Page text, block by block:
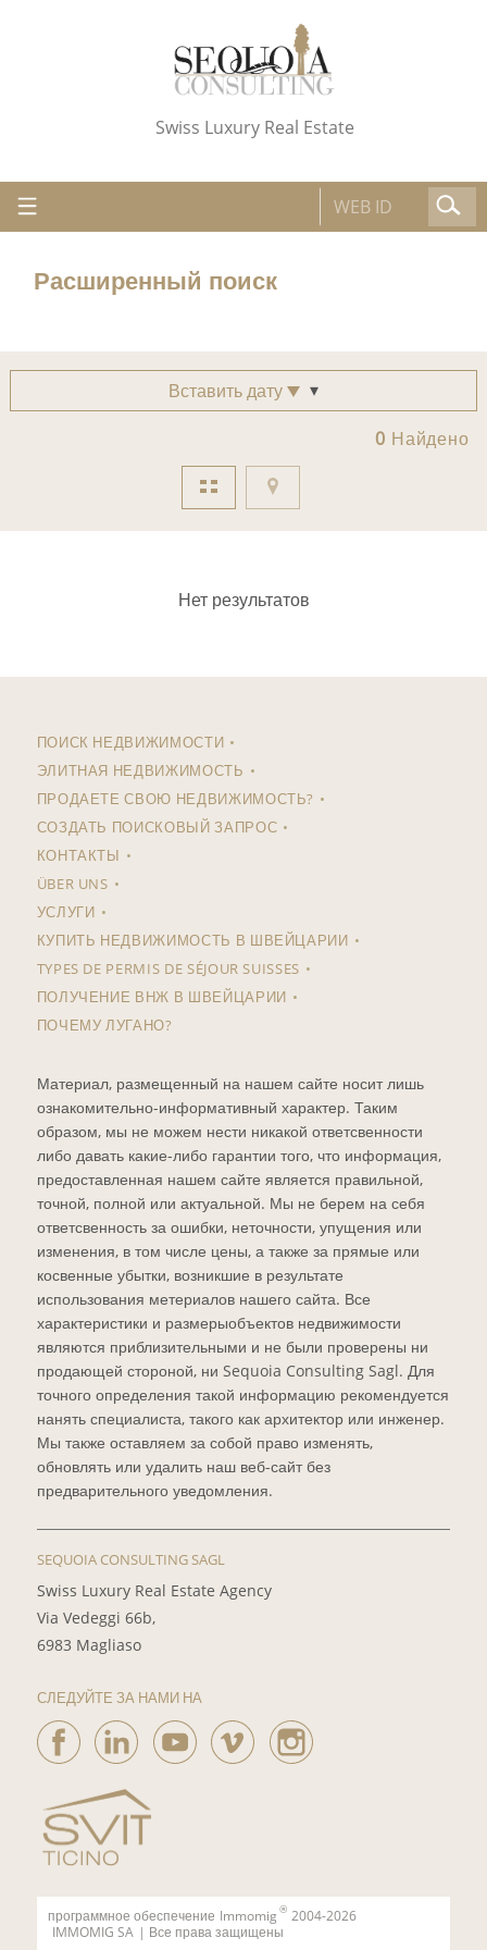
Swiss Luxury Real Estate
Расширенный поиск
Вставить дату
0 Найдено
Нет результатов
ПОИСК НЕДВИЖИМОСТИ
ЭЛИТНАЯ НЕДВИЖИМОСТЬ
ПРОДАЕТЕ СВОЮ НЕДВИЖИМОСТЬ?
СОЗДАТЬ ПОИСКОВЫЙ ЗАПРОС
КОНТАКТЫ
ÜBER UNS
УСЛУГИ
КУПИТЬ НЕДВИЖИМОСТЬ В ШВЕЙЦАРИИ
TYPES DE PERMIS DE SÉJOUR SUISSES
ПОЛУЧЕНИЕ ВНЖ В ШВЕЙЦАРИИ
ПОЧЕМУ ЛУГАНО?
Материал, размещенный на нашем сайте носит лишь
ознакомительно-информативный характер. Таким
образом, мы не можем нести никакой ответсвенности
либо давать какие-либо гарантии того, что информация,
предоставленная нашем сайте является правильной,
точной, полной или актуальной. Мы не берем на себя
ответсвенность за ошибки, неточности, упущения или
изменения, в том числе цены, а также за прямые или
косвенные убытки, возникшие в результате
использования метериалов нашего сайта. Все
характеристики и размерыобъектов недвижимости
являются приблизительными и не были проверены ни
продающей стороной, ни Sequoia Consulting Sagl. Для
точного определения такой информацию рекомендуется
нанять специалиста, такого как архитектор или инженер.
Мы также оставляем за собой право изменять,
обновлять или удалить наш веб-сайт без
предварительного уведомления.
SEQUOIA CONSULTING SAGL
Swiss Luxury Real Estate Agency
Via Vedeggi 66b,
6983 Magliaso
СЛЕДУЙТЕ ЗА НАМИ НА
программное обеспечение Immomig ® 2004-2026
IMMOMIG SA | Все права защищены